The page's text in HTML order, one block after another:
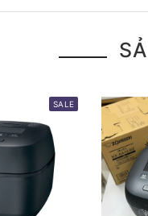
SALE